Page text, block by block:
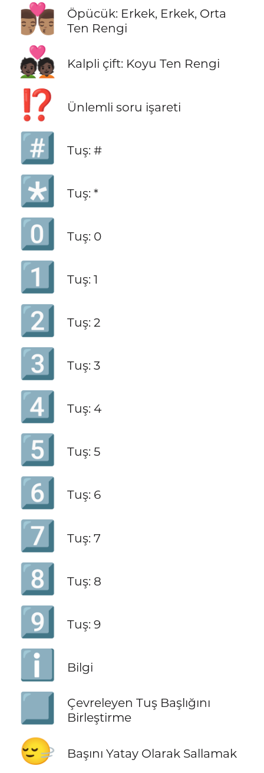
👨🏽‍❤️‍💋‍👨🏽
Öpücük: Erkek, Erkek, Orta
Ten Rengi
💑🏿 Kalpli çift: Koyu Ten Rengi
⁉️ Ünlemli soru işareti
#️⃣ Tuş: #
*️⃣ Tuş: *
0️⃣ Tuş: 0
1️⃣ Tuş: 1
2️⃣ Tuş: 2
3️⃣ Tuş: 3
4️⃣ Tuş: 4
5️⃣ Tuş: 5
6️⃣ Tuş: 6
7️⃣ Tuş: 7
8️⃣ Tuş: 8
9️⃣ Tuş: 9
ℹ️ Bilgi
⃣
Çevreleyen Tuş Başlığını
Birleştirme
🙂‍↔️ Başını Yatay Olarak Sallamak